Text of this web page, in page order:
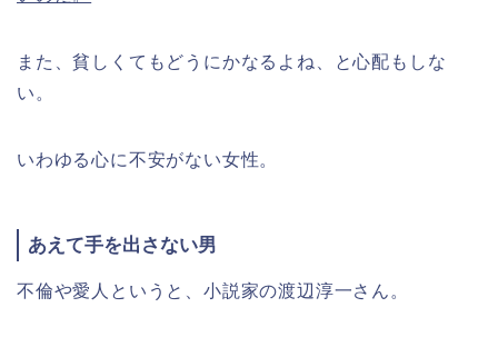
また、貧しくてもどうにかなるよね、と心配もしな
い。
いわゆる心に不安がない女性。
あえて手を出さない男
不倫や愛人というと、小説家の渡辺淳一さん。